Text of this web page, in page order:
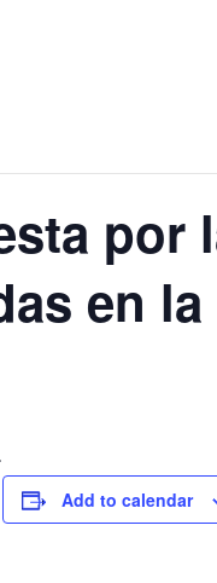
por
en la
Add to calendar